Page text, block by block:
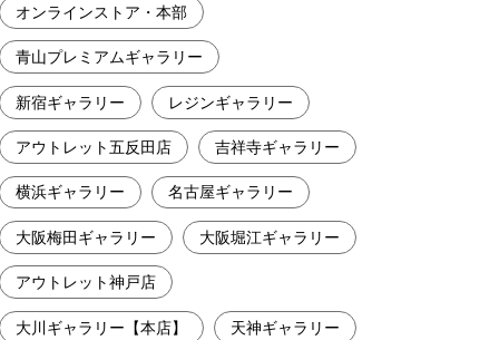
オンラインストア・本部
青山プレミアムギャラリー
新宿ギャラリー レジンギャラリー
アウトレット五反田店 吉祥寺ギャラリー
横浜ギャラリー 名古屋ギャラリー
大阪梅田ギャラリー 大阪堀江ギャラリー
アウトレット神戸店
大川ギャラリー【本店】 天神ギャラリー